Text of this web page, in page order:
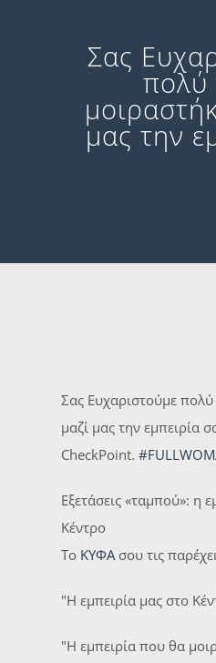
Σας
πολύ
μας την
Σας Ευχαριστούμε
μαζί μας την εμπειρία
CheckPoint.
Εξετάσεις «ταμπού»: η
Κέντρο
Το ΚΥΦΑσου τις
"Η εμπειρία μας στο
"Η εμπειρία που θα